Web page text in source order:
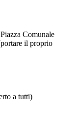
Comunale
il proprio
a tutti)